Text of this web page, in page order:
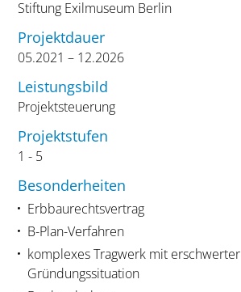
Stiftung Exilmuseum Berlin
Projektdauer
05.2021 – 12.2026
Leistungsbild
Projektsteuerung
Projektstufen
1 - 5
Besonderheiten
Erbbaurechtsvertrag
B-Plan-Verfahren
komplexes Tragwerk mit erschwerter
Gründungssituation